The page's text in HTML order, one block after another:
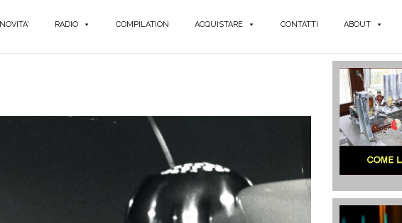
NOVITA' RADIO COMPILATION ACQUISTARE CONTATTI ABOUT